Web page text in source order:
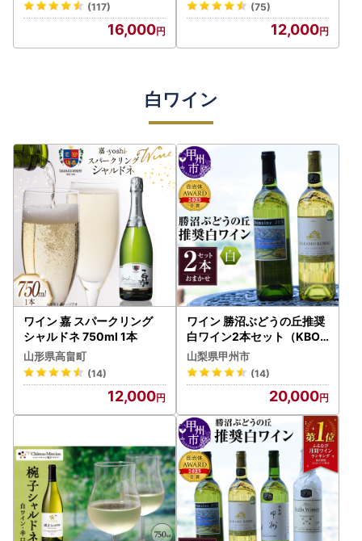
(117)
16,000
(75)
12,000
白ワイン
ワイン 嘉 スパークリング
シャルドネ 750ml 1本
山形県高畠町
(14)
12,000
ワイン 勝沼ぶどうの丘推奨
白ワイン2本セット（KBO
）B2-614
山梨県甲州市
(14)
20,000